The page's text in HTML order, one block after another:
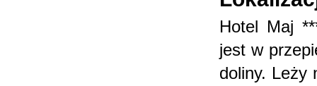
Hotel Maj
jest w
doliny. Leży